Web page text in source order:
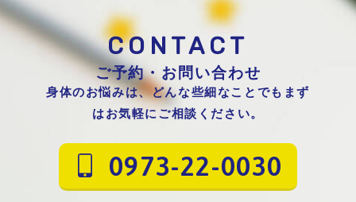
CONTACT
ご予約・お問い合わせ
身体のお悩みは、どんな些細なことでもまず
はお気軽にご相談ください。
0973-22-0030